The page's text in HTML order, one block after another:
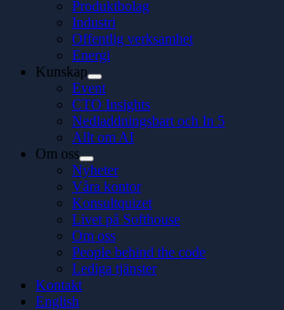
Produktbolag
Industri
Offentlig verksamhet
Energi
Kunskap
Event
CTO Insights
Nedladdningsbart och In 5
Allt om AI
Om oss
Nyheter
Våra kontor
Konsultquizet
Livet på Softhouse
Om oss
People behind the code
Lediga tjänster
Kontakt
English